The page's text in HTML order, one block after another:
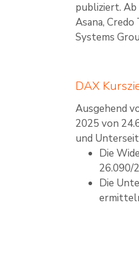
publiziert. Ab
Asana,
Systems
DAX
Ausgehend
2025 von
und
Die
26.090/
Die